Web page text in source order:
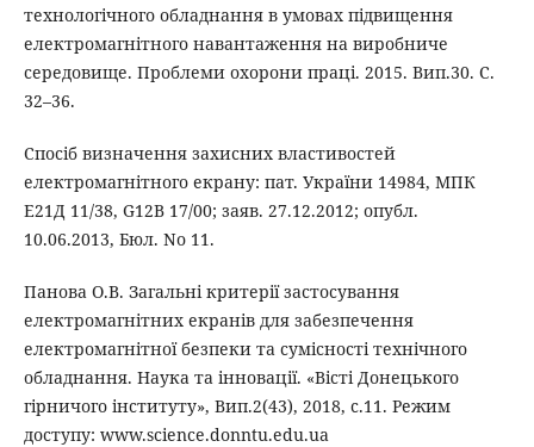
технологічного обладнання в умовах підвищення
електромагнітного навантаження на виробниче
середовище. Проблеми охорони праці. 2015. Вип.30. С.
32–36.
Спосіб визначення захисних властивостей
електромагнітного екрану: пат. України 14984, МПК
Е21Д 11/38, G12B 17/00; заяв. 27.12.2012; опубл.
10.06.2013, Бюл. No 11.
Панова О.В. Загальні критерії застосування
електромагнітних екранів для забезпечення
електромагнітної безпеки та сумісності технічного
обладнання. Наука та інновації. «Вісті Донецького
гірничого інституту», Вип.2(43), 2018, с.11. Режим
доступу: www.science.donntu.edu.ua